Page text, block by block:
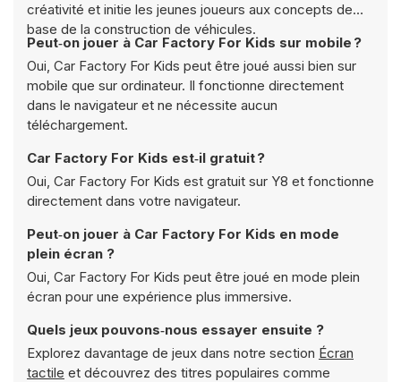
créativité et initie les jeunes joueurs aux concepts de
base de la construction de véhicules.
Peut‑on jouer à Car Factory For Kids sur mobile ?
Oui, Car Factory For Kids peut être joué aussi bien sur
mobile que sur ordinateur. Il fonctionne directement
dans le navigateur et ne nécessite aucun
téléchargement.
Car Factory For Kids est‑il gratuit ?
Oui, Car Factory For Kids est gratuit sur Y8 et fonctionne
directement dans votre navigateur.
Peut‑on jouer à Car Factory For Kids en mode
plein écran ?
Oui, Car Factory For Kids peut être joué en mode plein
écran pour une expérience plus immersive.
Quels jeux pouvons‑nous essayer ensuite ?
Explorez davantage de jeux dans notre section Écran
tactile et découvrez des titres populaires comme